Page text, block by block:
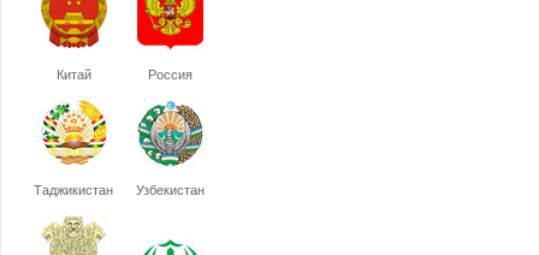
Китай Россия
Таджикистан Узбекистан